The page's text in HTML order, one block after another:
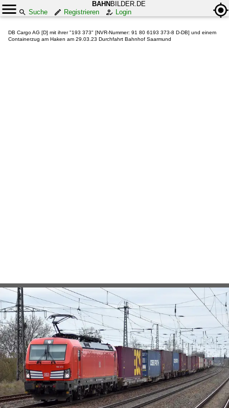
BAHN BILDER.DE
Suche
Registrieren Login
DB Cargo AG [D] mit ihrer "193 373" [NVR-Nummer: 91 80 6193 373-8 D-DB] und einem
Containerzug am Haken am 29.03.23 Durchfahrt Bahnhof Saarmund